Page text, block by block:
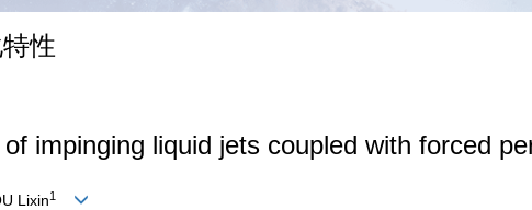
性
impinging liquid jets coupled with forced
Lixin1